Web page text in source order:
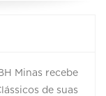
Minas recebe
de suas